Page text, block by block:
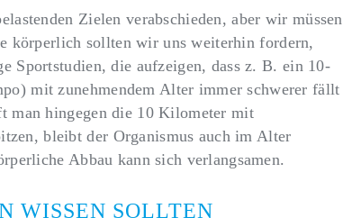
Zielen verabschieden, aber wir müssen
körperlich sollten wir uns weiterhin fordern,
Sportstudien, die aufzeigen, dass z. B. ein 10-
mit zunehmendem Alter immer schwerer fällt
man hingegen die 10 Kilometer mit
bleibt der Organismus auch im Alter
Abbau kann sich verlangsamen.
WISSEN SOLLTEN